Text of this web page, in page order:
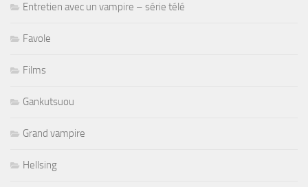
Entretien avec un vampire – série télé
Favole
Films
Gankutsuou
Grand vampire
Hellsing